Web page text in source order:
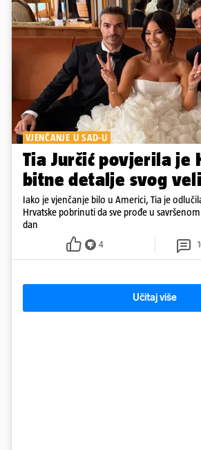
VJENČANJE U SAD-U
Tia Jurčić povjerila je
bitne detalje svog
Iako je vjenčanje bilo u Americi, Tia je
Hrvatske pobrinuti da sve prođe u
dan
4
Učitaj više